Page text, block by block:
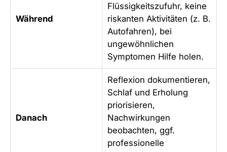
Während
Flüssigkeitszufuhr, keine
riskanten Aktivitäten (z. B.
Autofahren), bei
ungewöhnlichen
Symptomen Hilfe holen.
Danach
Reflexion dokumentieren,
Schlaf und Erholung
priorisieren,
Nachwirkungen
beobachten, ggf.
professionelle